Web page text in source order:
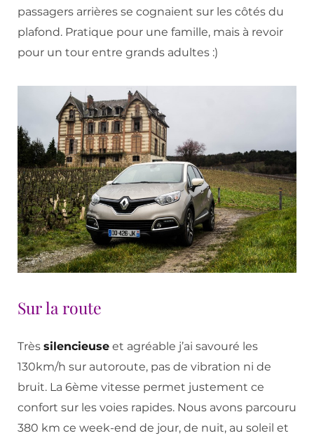
passagers arrières se cognaient sur les côtés du
plafond. Pratique pour une famille, mais à revoir
pour un tour entre grands adultes :)
Sur la route
Très silencieuse et agréable j’ai savouré les
130km/h sur autoroute, pas de vibration ni de
bruit. La 6ème vitesse permet justement ce
confort sur les voies rapides. Nous avons parcouru
380 km ce week-end de jour, de nuit, au soleil et